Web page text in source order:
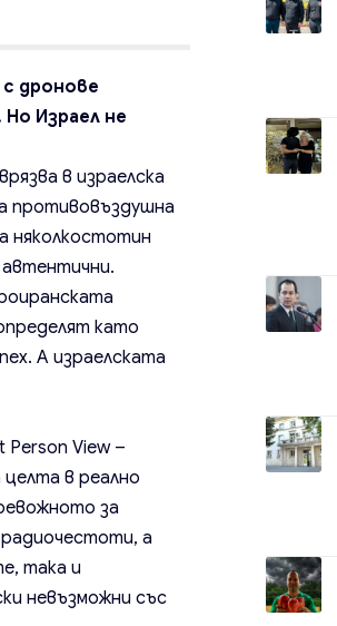
дронове
Израел не
в израелска
противовъздушна
няколкостотин
като
А израелската
Person View –
в реално
за
радиочестоти, а
така и
невъзможни със